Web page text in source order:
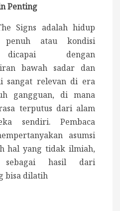
Penting
Signs adalah hidup
penuh atau kondisi
dicapai dengan
bawah sadar dan
sangat relevan di era
gangguan, di mana
terputus dari alam
sendiri. Pembaca
asumsi
hal yang tidak ilmiah,
sebagai hasil dari
bisa dilatih